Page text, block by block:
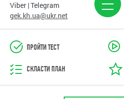
Viber | Telegram
gek.kh.ua@ukr.net
ПРОЙТИ ТЕСТ
СКЛАСТИ ПЛАН